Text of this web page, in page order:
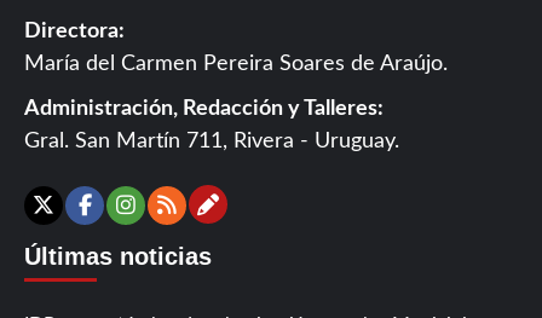
Directora:
María del Carmen Pereira Soares de Araújo.
Administración, Redacción y Talleres:
Gral. San Martín 711, Rivera - Uruguay.
X Facebook
Instagram
RSSContáctanos
Últimas noticias